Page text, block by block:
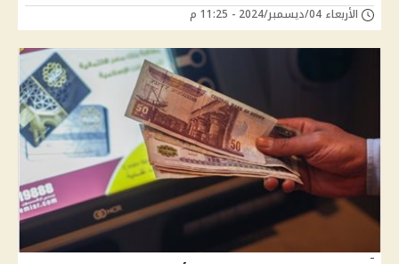
الأربعاء 04/ديسمبر/2024 - 11:25 م